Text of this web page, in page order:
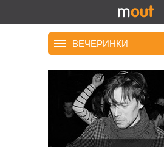
ВЕЧЕРИНКИ